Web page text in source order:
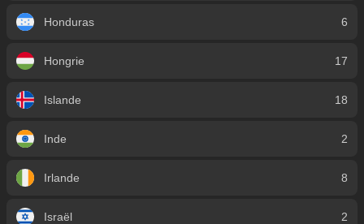
Honduras 6
Hongrie 17
Islande 18
Inde 2
Irlande 8
Israël 2